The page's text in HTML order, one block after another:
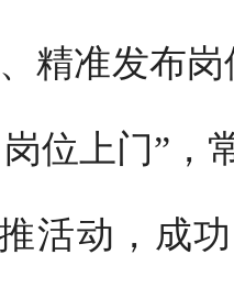
精准发布
位上门”，
活动，成